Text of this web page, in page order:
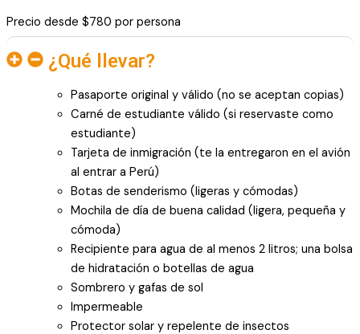
Precio desde $780 por persona
¿Qué llevar?
Pasaporte original y válido (no se aceptan copias)
Carné de estudiante válido (si reservaste como
estudiante)
Tarjeta de inmigración (te la entregaron en el avión
al entrar a Perú)
Botas de senderismo (ligeras y cómodas)
Mochila de día de buena calidad (ligera, pequeña y
cómoda)
Recipiente para agua de al menos 2 litros; una bolsa
de hidratación o botellas de agua
Sombrero y gafas de sol
Impermeable
Protector solar y repelente de insectos